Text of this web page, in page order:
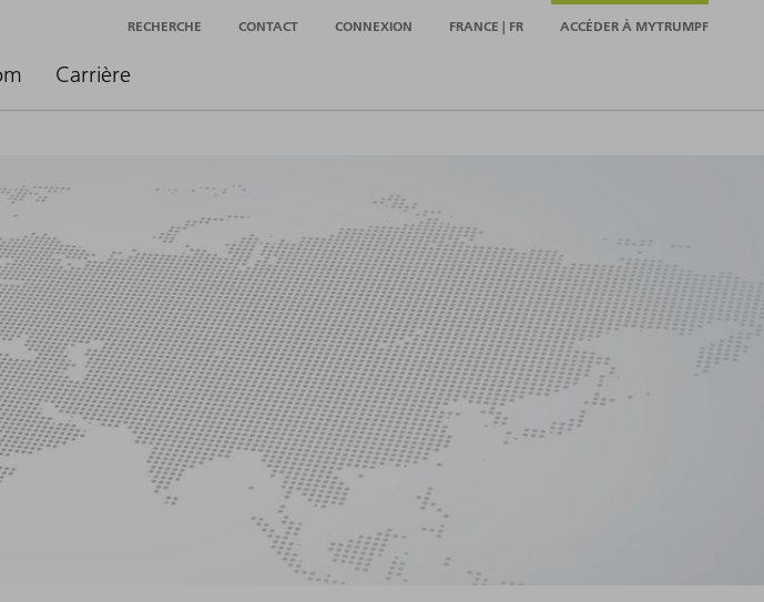
Carrière
RECHERCHE CONTACT CONNEXION FRANCE | FR ACCÉDER À MYTRUMPF